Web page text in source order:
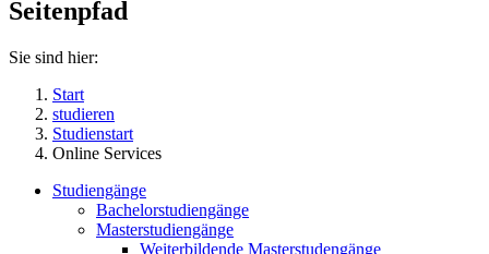
Seitenpfad
Sie sind hier:
Start
studieren
Studienstart
Online Services
Studiengänge
Bachelorstudiengänge
Masterstudiengänge
Weiterbildende Masterstudengänge